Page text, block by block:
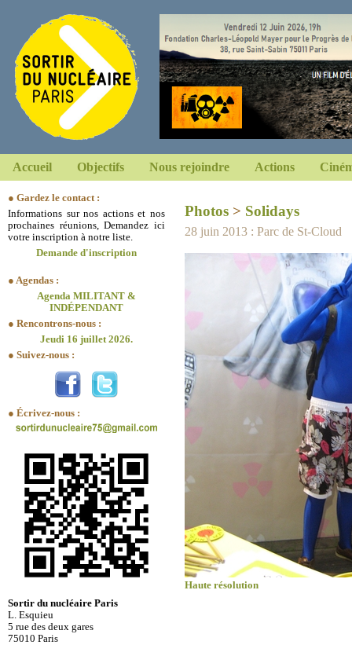
Accueil Objectifs Nous rejoindre Actions
● Gardez le contact :
Informations sur nos actions et nos
prochaines réunions, Demandez ici
votre inscription à notre liste.
Demande d'inscription
● Agendas :
Agenda MILITANT &
INDÉPENDANT
● Rencontrons-nous :
Jeudi 16 juillet 2026.
● Suivez-nous :
● Écrivez-nous :
Sortir du nucléaire Paris
L. Esquieu
5 rue des deux gares
75010 Paris
Photos > Solidays
28 juin 2013 : Parc de St-Cloud
Haute résolution